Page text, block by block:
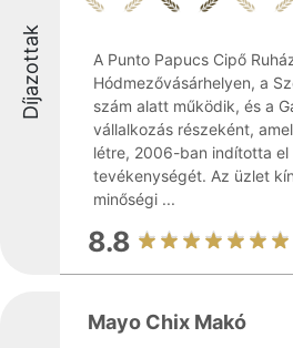
Díjazottak
A Punto Papucs Cipő
Hódmezővásárhelyen, a
szám alatt működik, és a
vállalkozás részeként,
létre, 2006-ban indította el
tevékenységét. Az üzlet
minőségi ...
8.8
Mayo Chix Makó